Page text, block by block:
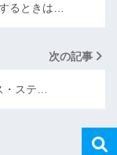
るときは…
次の記事
ステ…